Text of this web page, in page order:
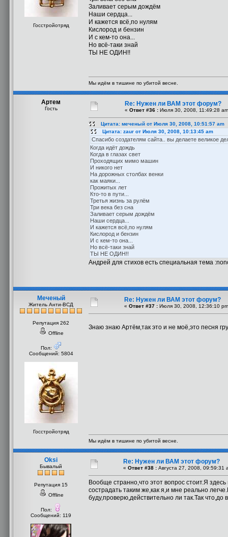
Госстройотряд
Заливает серым дождём
Наши сердца...
И кажется всё,по нулям
Кислород и бензин
И с кем-то она...
Но всё-таки знай
ТЫ НЕ ОДИН!!
Мы идём в тишине по убитой весне.
Артем
Гость
Re: Нужен ли ВАМ этот форум?
« Ответ #36 : Июля 30, 2008, 11:49:28
Цитата: меченый от Июля 30, 2008, 10:51:57 am
Цитата: zaur от Июля 30, 2008, 10:13:45 am
Спасибо создателям сайта.. вы делаете великое
Когда идёт дождь
Когда в глазах свет
Проходящих мимо машин
И никого нет
На дорожных столбах венки
как маяки...
Прожитых лет
Кто-то в пути...
Третья жизнь за рулём
Три века без сна
Заливает серым дождём
Наши сердца...
И кажется всё,по нулям
Кислород и бензин
И с кем-то она...
Но всё-таки знай
ТЫ НЕ ОДИН!!
Андрей для стихов есть специальная тема
Меченый
Житель Анти-ВСД
Репутация 262
Offline
Пол:
Сообщений: 5804
Госстройотряд
Re: Нужен ли ВАМ этот форум?
« Ответ #37 : Июля 30, 2008, 12:36:10
Знаю знаю Артём,так это и не моё,это песня
Мы идём в тишине по убитой весне.
Oksi
Бывалый
Репутация 15
Offline
Пол:
Сообщений: 119
Re: Нужен ли ВАМ этот форум?
« Ответ #38 : Августа 27, 2008, 09:59:31
Вообще странно,что этот вопрос стоит.Я
сострадать таким же,как я,и мне реально
буду,проверю,действительно ли так.Так что,до